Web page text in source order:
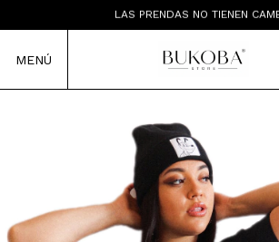
LAS PRENDAS NO TIENEN
MENÚ